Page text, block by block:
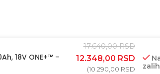
18V ONE+™ –
17.640,00RSD
12.348,00 RSD
(10.290,00 RSD